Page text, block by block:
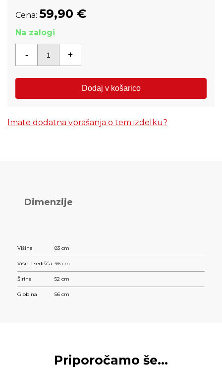
Cena: 59,90 €
Na zalogi
Dodaj v košarico
Imate dodatna vprašanja o tem izdelku?
Dimenzije
Višina 83 cm
Višina sedišča 46 cm
Širina 52 cm
Globina 56 cm
Priporočamo še…